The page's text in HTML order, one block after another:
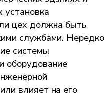
цех должна быть
службами. Нередко
системы
оборудование
влияет на его